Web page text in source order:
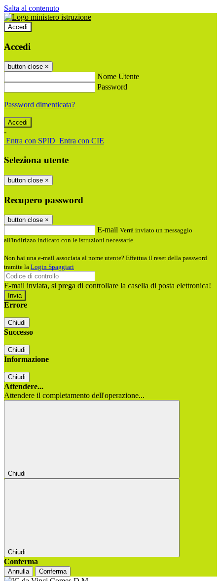
Salta al contenuto
Accedi
Accedi
button close ×
Nome Utente
Password
Password dimenticata?
-
Entra con SPID Entra con CIE
Seleziona utente
button close ×
Recupero password
button close ×
E-mail Verrà inviato un messaggio
all'indirizzo indicato con le istruzioni necessarie.
Non hai una e-mail associata al nome utente? Effettua il reset della password
tramite la Login Spaggiari
E-mail inviata, si prega di controllare la casella di posta elettronica!
Errore
Chiudi
Successo
Chiudi
Informazione
Chiudi
Attendere...
Attendere il completamento dell'operazione...
Chiudi
Chiudi
Conferma
Annulla Conferma